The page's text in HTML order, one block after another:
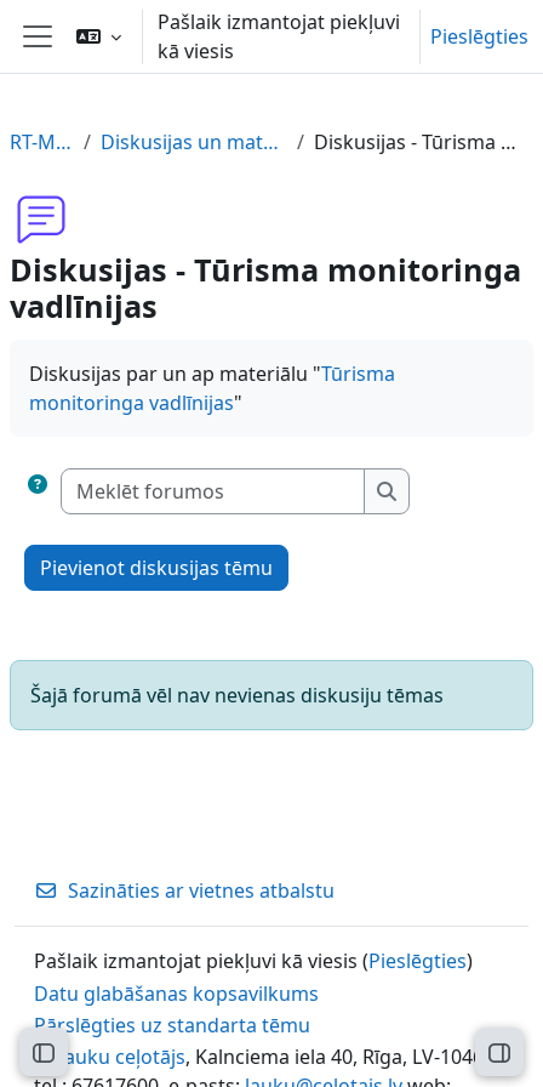
Atvērt galveno saturu
Sānu panelis
Pašlaik izmantojat piekļuvi
kā viesis
Pieslēgties
Atvērt kursu indeksu
RT-MONI-LV Diskusijas un materiāla novērtējums Diskusijas - Tūrisma monitoringa vadlīnijas
Diskusijas - Tūrisma monitoringa
vadlīnijas
Diskusijas par un ap materiālu "Tūrisma
monitoringa vadlīnijas"
Meklēt forumos
Meklēt forumos
Pievienot diskusijas tēmu
Šajā forumā vēl nav nevienas diskusiju tēmas
Sazināties ar vietnes atbalstu
Pašlaik izmantojat piekļuvi kā viesis (Pieslēgties)
Datu glabāšanas kopsavilkums
Pārslēgties uz standarta tēmu
© Lauku ceļotājs, Kalnciema iela 40, Rīga, LV-1046,